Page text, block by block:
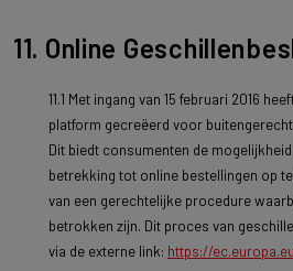
11. Online
11.1 Met ingang van 15 februari 2016
platform gecreëerd voor
Dit biedt consumenten de
betrekking tot online bestellingen op
van een gerechtelijke procedure
betrokken zijn. Dit proces van
via de externe link: https://